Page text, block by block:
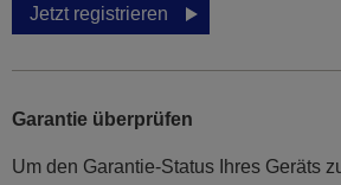
Jetzt registrieren
Garantie überprüfen
Um den Garantie-Status Ihres Geräts